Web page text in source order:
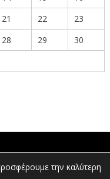
21 22
23
28 29
30
την καλύτερη